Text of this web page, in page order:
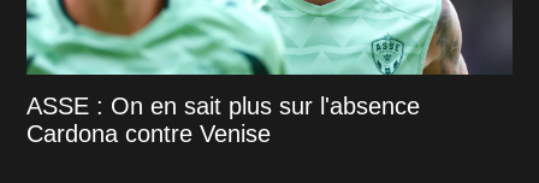
ASSE : On en sait plus sur l'absence
Cardona contre Venise